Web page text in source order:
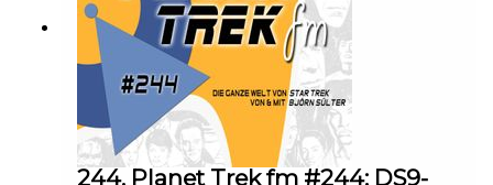
244. Planet Trek fm #244: DS9-